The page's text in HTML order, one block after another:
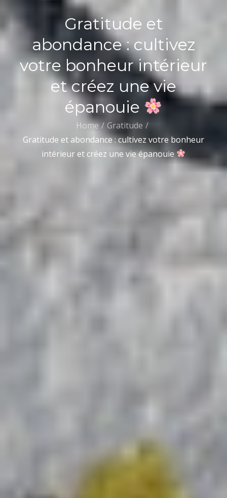
Gratitude et
abondance : cultivez
votre bonheur intérieur
et créez une vie
épanouie
Home
Gratitude
Gratitude et abondance : cultivez votre bonheur
intérieur et créez une vie épanouie